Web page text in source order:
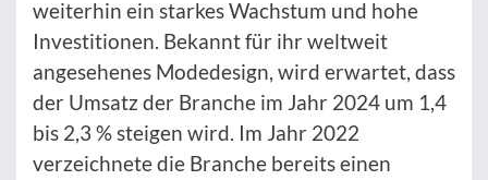
weiterhin ein starkes Wachstum und hohe
Investitionen. Bekannt für ihr weltweit
angesehenes Modedesign, wird erwartet, dass
der Umsatz der Branche im Jahr 2024 um 1,4
bis 2,3 % steigen wird. Im Jahr 2022
verzeichnete die Branche bereits einen